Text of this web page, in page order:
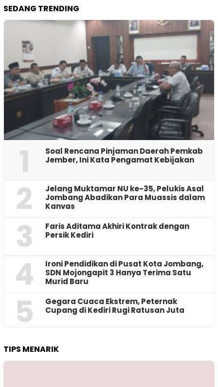
SEDANG TRENDING
1
‎Soal Rencana Pinjaman Daerah Pemkab
Jember, Ini Kata Pengamat Kebijakan ‎
2
Jelang Muktamar NU ke-35, Pelukis Asal
Jombang Abadikan Para Muassis dalam
Kanvas
3
Faris Aditama Akhiri Kontrak dengan
Persik Kediri
4
Ironi Pendidikan di Pusat Kota Jombang,
SDN Mojongapit 3 Hanya Terima Satu
Murid Baru
5
‎Gegara Cuaca Ekstrem, Peternak
Cupang di Kediri Rugi Ratusan Juta
TIPS MENARIK